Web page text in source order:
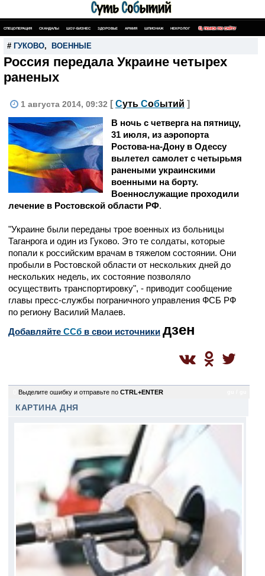
СПЕЦОПЕРАЦИЯ СКАНДАЛЫ ШОУ-БИЗНЕС ЗДОРОВЬЕ АРМИЯ ШПИОНАЖ НЕКРОЛОГ ПОИСК ПО САЙТУ
# ГУКОВО, ВОЕННЫЕ
Россия передала Украине четырех
раненых
1 августа 2014, 09:32 [ Суть Событий ]
В ночь с четверга на пятницу,
31 июля, из аэропорта
Ростова-на-Дону в Одессу
вылетел самолет с четырьмя
ранеными украинскими
военными на борту.
Военнослужащие проходили
лечение в Ростовской области РФ.
"Украине были переданы трое военных из больницы
Таганрога и один из Гуково. Это те солдаты, которые
попали к российским врачам в тяжелом состоянии. Они
пробыли в Ростовской области от нескольких дней до
нескольких недель, их состояние позволяло
осуществить транспортировку", - приводит сообщение
главы пресс-службы пограничного управления ФСБ РФ
по региону Василий Малаев.
Добавляйте CСб в свои источники дзен
Выделите ошибку и отправьте по CTRL+ENTER
КАРТИНА ДНЯ